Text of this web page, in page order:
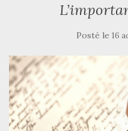
Posté le 16